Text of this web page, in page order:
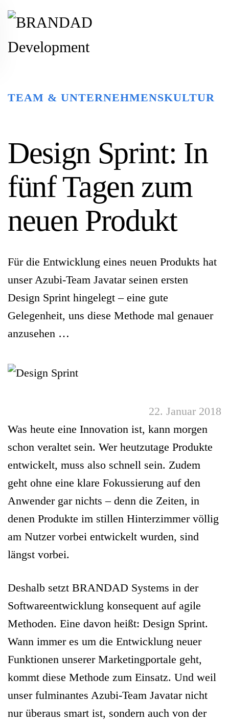
TEAM & UNTERNEHMENSKULTUR
Design Sprint: In
fünf Tagen zum
neuen Produkt
Für die Entwicklung eines neuen Produkts hat
unser Azubi-Team Javatar seinen ersten
Design Sprint hingelegt – eine gute
Gelegenheit, uns diese Methode mal genauer
anzusehen …
22. Januar 2018
Was heute eine Innovation ist, kann morgen
schon veraltet sein. Wer heutzutage Produkte
entwickelt, muss also schnell sein. Zudem
geht ohne eine klare Fokussierung auf den
Anwender gar nichts – denn die Zeiten, in
denen Produkte im stillen Hinterzimmer völlig
am Nutzer vorbei entwickelt wurden, sind
längst vorbei.
Deshalb setzt BRANDAD Systems in der
Softwareentwicklung konsequent auf agile
Methoden. Eine davon heißt: Design Sprint.
Wann immer es um die Entwicklung neuer
Funktionen unserer Marketingportale geht,
kommt diese Methode zum Einsatz. Und weil
unser fulminantes Azubi-Team Javatar nicht
nur überaus smart ist, sondern auch von der